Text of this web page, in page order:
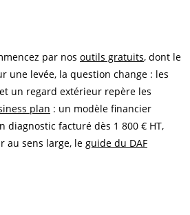
par nos outils gratuits, dont le
une levée, la question change : les
un regard extérieur repère les
plan : un modèle financier
diagnostic facturé dès 1 800 € HT,
au sens large, le guide du DAF